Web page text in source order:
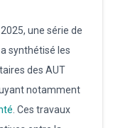
une série de
synthétisé les
des AUT
notamment
. Ces travaux